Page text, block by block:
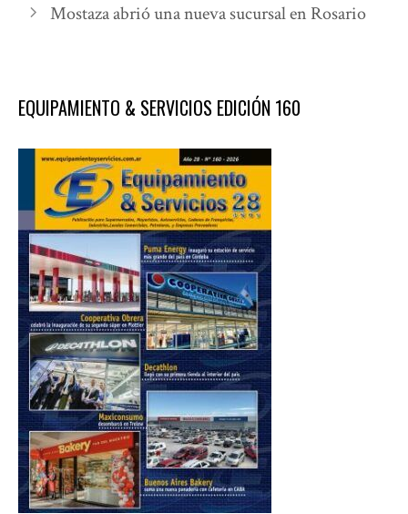
Mostaza abrió una nueva sucursal en Rosario
EQUIPAMIENTO & SERVICIOS EDICIÓN 160